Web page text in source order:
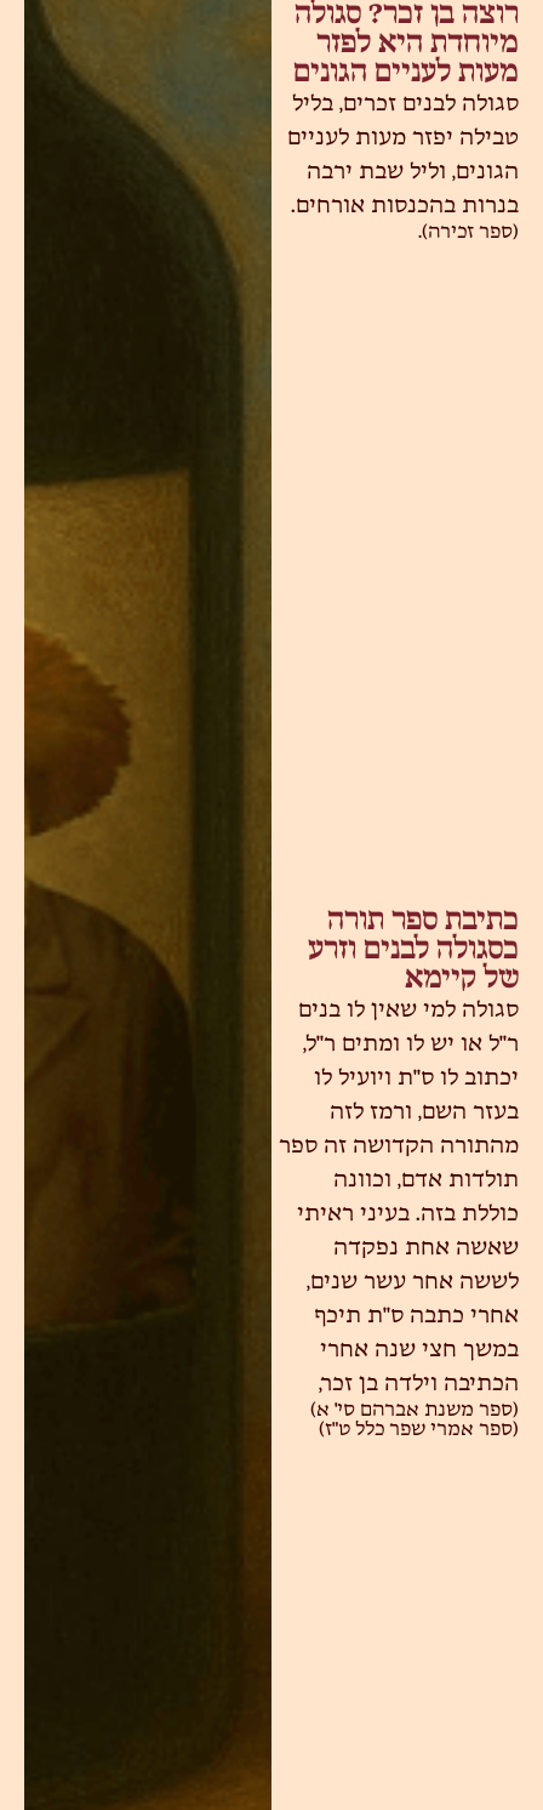
רוצה בן זכר? סגולה
מיוחדת היא לפזר
מעות לעניים הגונים
סגולה לבנים זכרים, בליל
טבילה יפזר מעות לעניים
הגונים, וליל שבת ירבה
בנרות בהכנסות אורחים.
(ספר זכירה).
כתיבת ספר תורה
כסגולה לבנים וזרע
של קיימא
סגולה למי שאין לו בנים
ר"ל או יש לו ומתים ר"ל,
יכתוב לו ס"ת ויועיל לו
בעזר השם, ורמז לזה
מהתורה הקדושה זה ספר
תולדות אדם, וכוונה
כוללת בזה. בעיני ראיתי
שאשה אחת נפקדה
לששה אחר עשר שנים,
אחרי כתבה ס"ת תיכף
במשך חצי שנה אחרי
הכתיבה וילדה בן זכר,
(ספר משנת אברהם סי' א)
(ספר אמרי שפר כלל ט"ז)